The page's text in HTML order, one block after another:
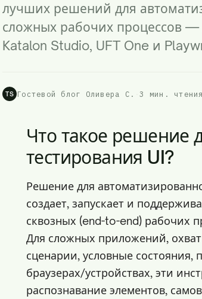
лучших решений для
сложных рабочих процессов —
Katalon Studio, UFT One и
TS Гостевой блог Оливера С. ·3 мин. чтения
Что такое решение
тестирования UI?
Решение для
создает, запускает и
сквозных (end-to-end) рабочих
Для сложных приложений,
сценарии, условные
браузерах/устройствах, эти
распознавание элементов,